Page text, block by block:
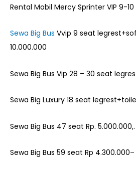
Rental Mobil Mercy Sprinter VIP 9-
Sewa Big Bus Vvip 9 seat
10.000.000
Sewa Big Bus Vip 28 – 30 seat
Sewa Big Luxury 18 seat
Sewa Big Bus 47 seat Rp. 5.000.000,.
Sewa Big Bus 59 seat Rp